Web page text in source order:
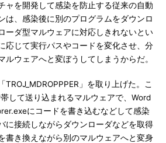
ャを開発して感染を防止する従来の自動
は、感染後に別のプログラムをダウンロ
ーダ型マルウェアに対応しきれないとい
応じて実行パスやコードを変化させ、分
ルウェアへと変ぼうしてしまうからだ。
」を取り上げた。こ
して送り込まれるマルウェアで、Word
にコードを書き込むなどして感染
に接続しながらダウンローダなどを取得
書き換えながら別のマルウェアへと変身